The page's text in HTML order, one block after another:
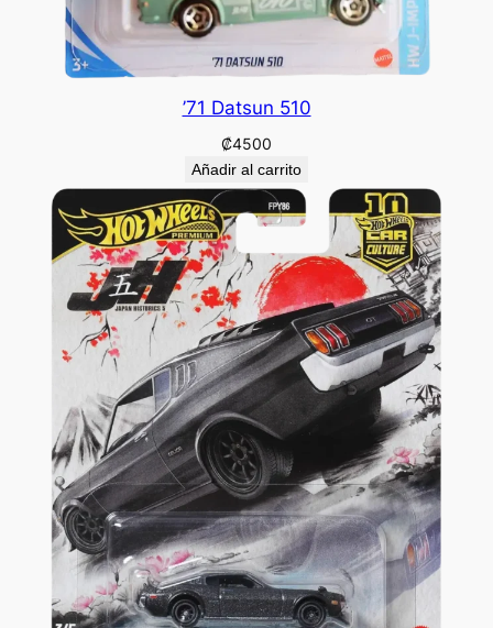
’71 Datsun 510
₡4500
Añadir al carrito